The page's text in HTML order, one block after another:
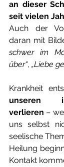
an dieser
seit vielen
Auch der
daran mit
schwer im
über“, „Liebe
Krankheit
unseren
verlieren –
uns selbst
seelische
Heilung
Kontakt